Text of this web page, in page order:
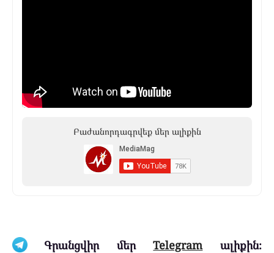
Բաժանորդագրվեք մեր ալիքին
Գրանցվիր մերTelegramալիքին։